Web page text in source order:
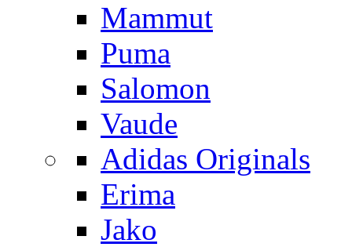
Mammut
Puma
Salomon
Vaude
Adidas Originals
Erima
Jako